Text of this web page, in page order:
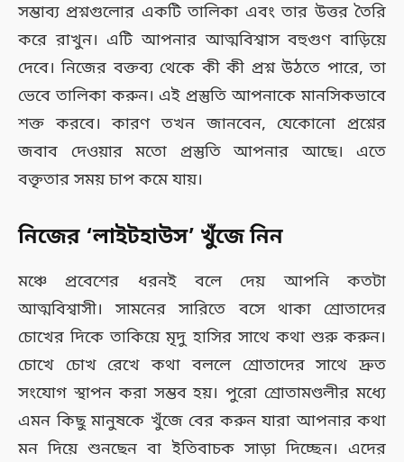
সম্ভাব্য প্রশ্নগুলোর একটি তালিকা এবং তার উত্তর তৈরি
করে রাখুন। এটি আপনার আত্মবিশ্বাস বহুগুণ বাড়িয়ে
দেবে। নিজের বক্তব্য থেকে কী কী প্রশ্ন উঠতে পারে, তা
ভেবে তালিকা করুন। এই প্রস্তুতি আপনাকে মানসিকভাবে
শক্ত করবে। কারণ তখন জানবেন, যেকোনো প্রশ্নের
জবাব দেওয়ার মতো প্রস্তুতি আপনার আছে। এতে
বক্তৃতার সময় চাপ কমে যায়।
নিজের ‘লাইটহাউস’ খুঁজে নিন
মঞ্চে প্রবেশের ধরনই বলে দেয় আপনি কতটা
আত্মবিশ্বাসী। সামনের সারিতে বসে থাকা শ্রোতাদের
চোখের দিকে তাকিয়ে মৃদু হাসির সাথে কথা শুরু করুন।
চোখে চোখ রেখে কথা বললে শ্রোতাদের সাথে দ্রুত
সংযোগ স্থাপন করা সম্ভব হয়। পুরো শ্রোতামণ্ডলীর মধ্যে
এমন কিছু মানুষকে খুঁজে বের করুন যারা আপনার কথা
মন দিয়ে শুনছেন বা ইতিবাচক সাড়া দিচ্ছেন। এদের